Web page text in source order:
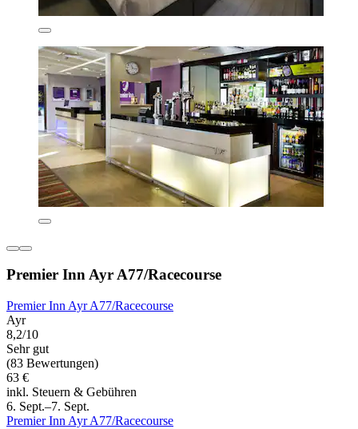
Premier Inn Ayr A77/Racecourse
Premier Inn Ayr A77/Racecourse
Ayr
8,2/10
Sehr gut
(83 Bewertungen)
63 €
inkl. Steuern & Gebühren
6. Sept.–7. Sept.
Premier Inn Ayr A77/Racecourse